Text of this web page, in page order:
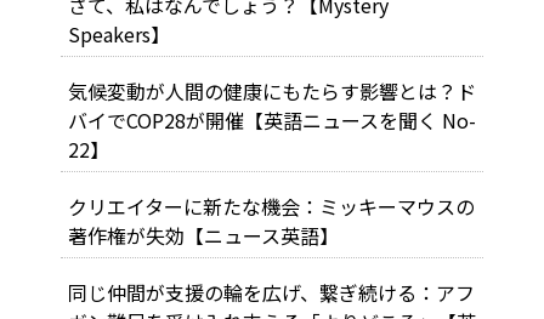
Speakers】
気候変動が人間の健康にもたらす影響とは？ド
バイでCOP28が開催【英語ニュースを聞く No-
22】
クリエイターに新たな機会：ミッキーマウスの
著作権が失効【ニュース英語】
同じ仲間が支援の輪を広げ、繋ぎ続ける：アフ